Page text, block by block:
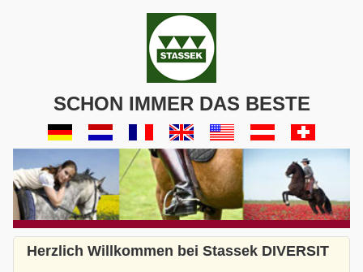
SCHON IMMER DAS BESTE
Herzlich Willkommen bei Stassek DIVERSIT